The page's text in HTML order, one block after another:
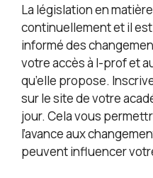
La législation en
continuellement et il
informé des
votre accès à I-prof et
qu’elle propose.
sur le site de votre
jour. Cela vous
l’avance aux
peuvent influencer